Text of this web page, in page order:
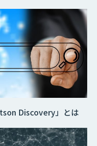
Discovery」とは